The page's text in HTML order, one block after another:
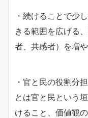
・続けることで少
きる範囲を広げる
者、共感者）を増
・官と民の役割分
とは官と民という
けること、価値観